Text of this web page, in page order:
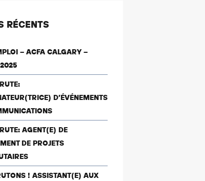
RÉCENTS
– ACFA CALGARY –
D’ÉVÉNEMENTS
AGENT(E) DE
DE PROJETS
! ASSISTANT(E) AUX